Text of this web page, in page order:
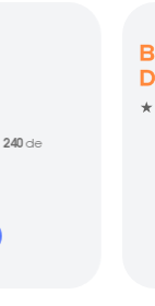
240de